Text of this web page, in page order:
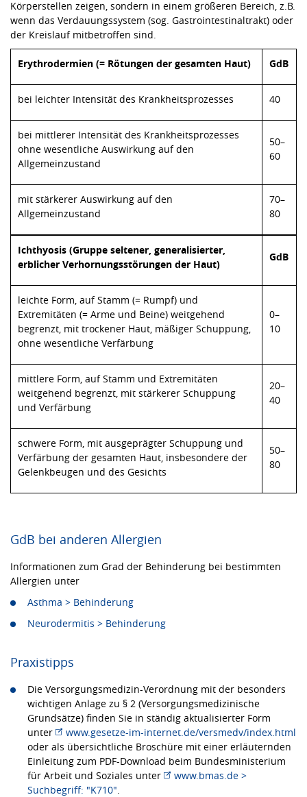
Körperstellen zeigen, sondern in einem größeren Bereich, z.B.
wenn das Verdauungssystem (sog. Gastrointestinaltrakt) oder
der Kreislauf mitbetroffen sind.
Erythrodermien (= Rötungen der gesamten Haut) GdB
bei leichter Intensität des Krankheitsprozesses 40
bei mittlerer Intensität des Krankheitsprozesses
ohne wesentliche Auswirkung auf den
Allgemeinzustand
50–
60
mit stärkerer Auswirkung auf den
Allgemeinzustand
70–
80
Ichthyosis (Gruppe seltener, generalisierter,
erblicher Verhornungsstörungen der Haut)
GdB
leichte Form, auf Stamm (= Rumpf) und
Extremitäten (= Arme und Beine) weitgehend
begrenzt, mit trockener Haut, mäßiger Schuppung,
ohne wesentliche Verfärbung
0–
10
mittlere Form, auf Stamm und Extremitäten
weitgehend begrenzt, mit stärkerer Schuppung
und Verfärbung
20–
40
schwere Form, mit ausgeprägter Schuppung und
Verfärbung der gesamten Haut, insbesondere der
Gelenkbeugen und des Gesichts
50–
80
GdB bei anderen Allergien
Informationen zum Grad der Behinderung bei bestimmten
Allergien unter
Asthma > Behinderung
Neurodermitis > Behinderung
Praxistipps
Die Versorgungsmedizin-Verordnung mit der besonders
wichtigen Anlage zu § 2 (Versorgungsmedizinische
Grundsätze) finden Sie in ständig aktualisierter Form
unter
www.gesetze-im-internet.de/versmedv/index.html
oder als übersichtliche Broschüre mit einer erläuternden
Einleitung zum PDF-Download beim Bundesministerium
für Arbeit und Soziales unter
www.bmas.de >
Suchbegriff: "K710"